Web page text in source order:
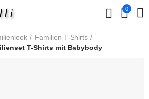
0
Familien T-Shirts
T-Shirts mit Babybody